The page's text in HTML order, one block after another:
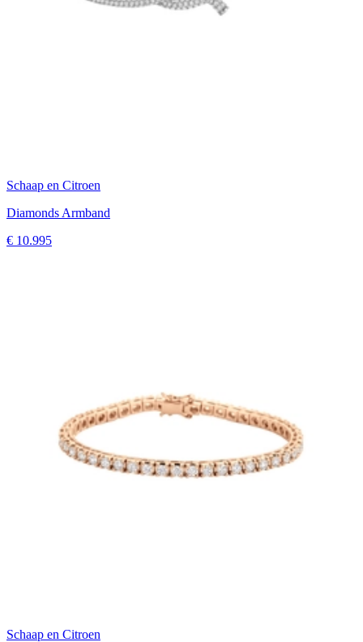
Schaap en Citroen
Diamonds Armband
€ 10.995
Schaap en Citroen